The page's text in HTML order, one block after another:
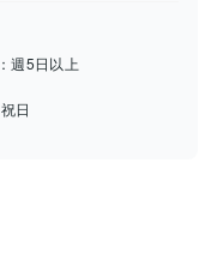
週5日以上
日